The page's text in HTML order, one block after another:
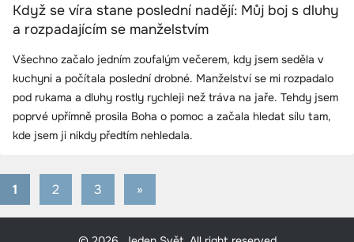
Když se víra stane poslední nadějí: Můj boj s dluhy
a rozpadajícím se manželstvím
Všechno začalo jedním zoufalým večerem, kdy jsem seděla v
kuchyni a počítala poslední drobné. Manželství se mi rozpadalo
pod rukama a dluhy rostly rychleji než tráva na jaře. Tehdy jsem
poprvé upřímně prosila Boha o pomoc a začala hledat sílu tam,
kde jsem ji nikdy předtím nehledala.
Stránkování
1 2 3
Next
»